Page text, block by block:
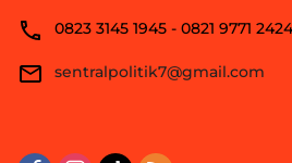
0823 3145 1945 - 0821 9771 2424
sentralpolitik7@gmail.com